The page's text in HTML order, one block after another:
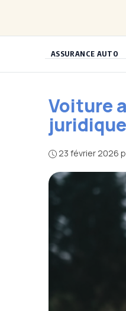
contenu
ASSURANCE AUTO
Voiture
23 février 2026